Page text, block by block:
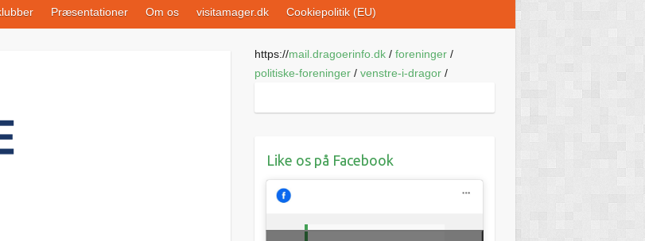
Præsentationer Om os visitamager.dk Cookiepolitik (EU)
https://mail.dragoerinfo.dk/ foreninger/
politiske-foreninger/ venstre-i-dragor/
Like os på Facebook